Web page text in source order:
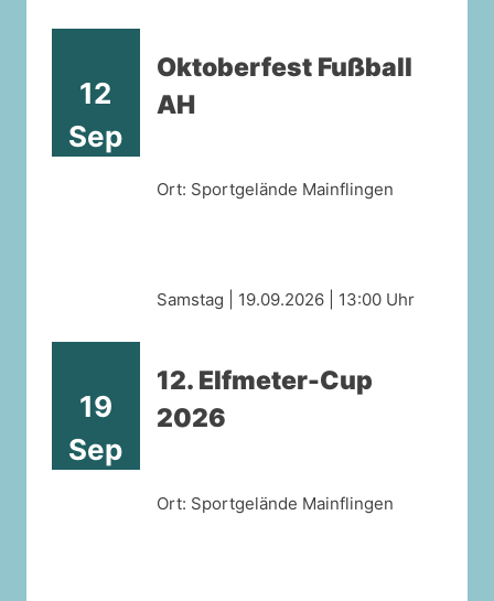
12
Sep
Oktoberfest Fußball
AH
Ort: Sportgelände Mainflingen
19
Sep
Samstag | 19.09.2026 | 13:00 Uhr
12. Elfmeter-Cup
2026
Ort: Sportgelände Mainflingen